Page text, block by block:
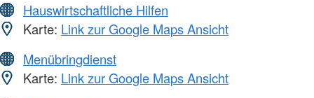
Hauswirtschaftliche Hilfen
Karte: Link zur Google Maps Ansicht
Menübringdienst
Karte: Link zur Google Maps Ansicht